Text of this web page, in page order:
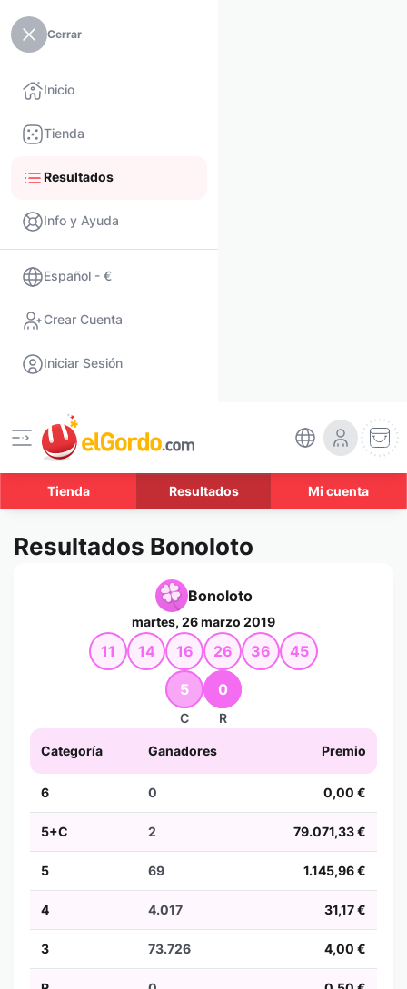
Cerrar
Inicio
Tienda
Resultados
Info y Ayuda
Español - €
Crear Cuenta
Iniciar Sesión
Tienda Resultados Mi cuenta
Resultados Bonoloto
Bonoloto
martes, 26 marzo 2019
11 14 16 26 36 45
5
C
0
R
Categoría Ganadores Premio
6 0 0,00 €
5+C 2 79.071,33 €
5 69 1.145,96 €
4 4.017 31,17 €
3 73.726 4,00 €